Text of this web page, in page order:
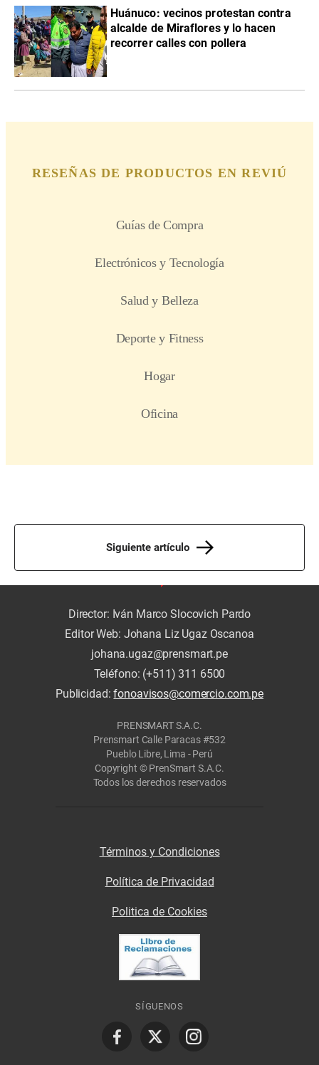
Huánuco: vecinos protestan contra
alcalde de Miraflores y lo hacen
recorrer calles con pollera
Siguiente artículo
Director: Iván Marco Slocovich Pardo
Editor Web: Johana Liz Ugaz Oscanoa
johana.ugaz@prensmart.pe
Teléfono: (+511) 311 6500
Publicidad:fonoavisos@comercio.com.pe
PRENSMART S.A.C.
Prensmart Calle Paracas #532
Pueblo Libre, Lima - Perú
Copyright © PrenSmart S.A.C.
Todos los derechos reservados
Términos y Condiciones
Política de Privacidad
Politica de Cookies
SÍGUENOS